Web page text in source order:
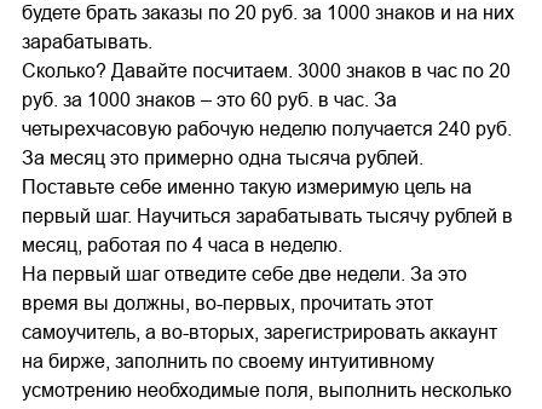
будете брать заказы по 20 руб. за 1000 знаков и на них
зарабатывать.
Сколько? Давайте посчитаем. 3000 знаков в час по 20
руб. за 1000 знаков – это 60 руб. в час. За
четырехчасовую рабочую неделю получается 240 руб.
За месяц это примерно одна тысяча рублей.
Поставьте себе именно такую измеримую цель на
первый шаг. Научиться зарабатывать тысячу рублей в
месяц, работая по 4 часа в неделю.
На первый шаг отведите себе две недели. За это
время вы должны, во-первых, прочитать этот
самоучитель, а во-вторых, зарегистрировать аккаунт
на бирже, заполнить по своему интуитивному
усмотрению необходимые поля, выполнить несколько